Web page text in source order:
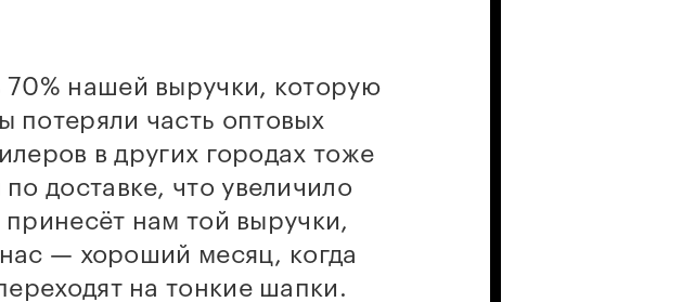
нашей выручки, которую
часть оптовых
в других городах тоже
доставке, что увеличило
принесёт нам той выручки,
— хороший месяц, когда
на тонкие шапки.